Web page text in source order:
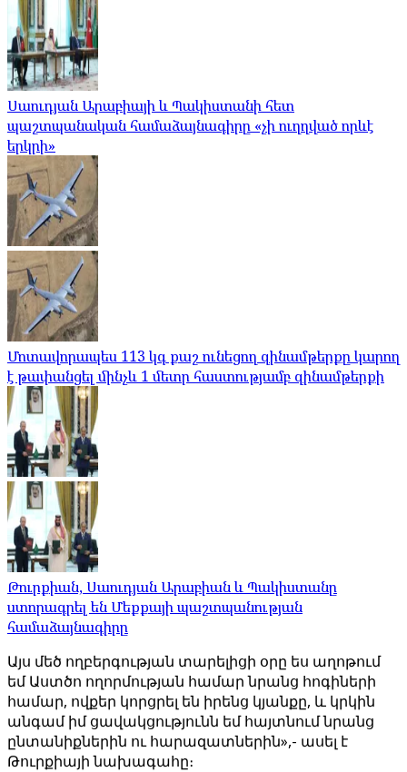
Սաուդյան Արաբիայի և Պակիստանի հետ
պաշտպանական համաձայնագիրը «չի ուղղված որևէ
երկրի»
Մոտավորապես 113 կգ քաշ ունեցող զինամթերքը կարող
է թափանցել մինչև 1 մետր հաստությամբ զինամթերքի
Թուրքիան, Սաուդյան Արաբիան և Պակիստանը
ստորագրել են Մեքքայի պաշտպանության
համաձայնագիրը
Այս մեծ ողբերգության տարելիցի օրը ես աղոթում
եմ Աստծո ողորմության համար նրանց հոգիների
համար, ովքեր կորցրել են իրենց կյանքը, և կրկին
անգամ իմ ցավակցությունն եմ հայտնում նրանց
ընտանիքներին ու հարազատներին»,- ասել է
Թուրքիայի նախագահը։